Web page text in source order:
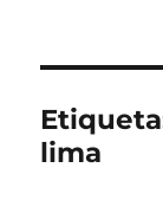
lima